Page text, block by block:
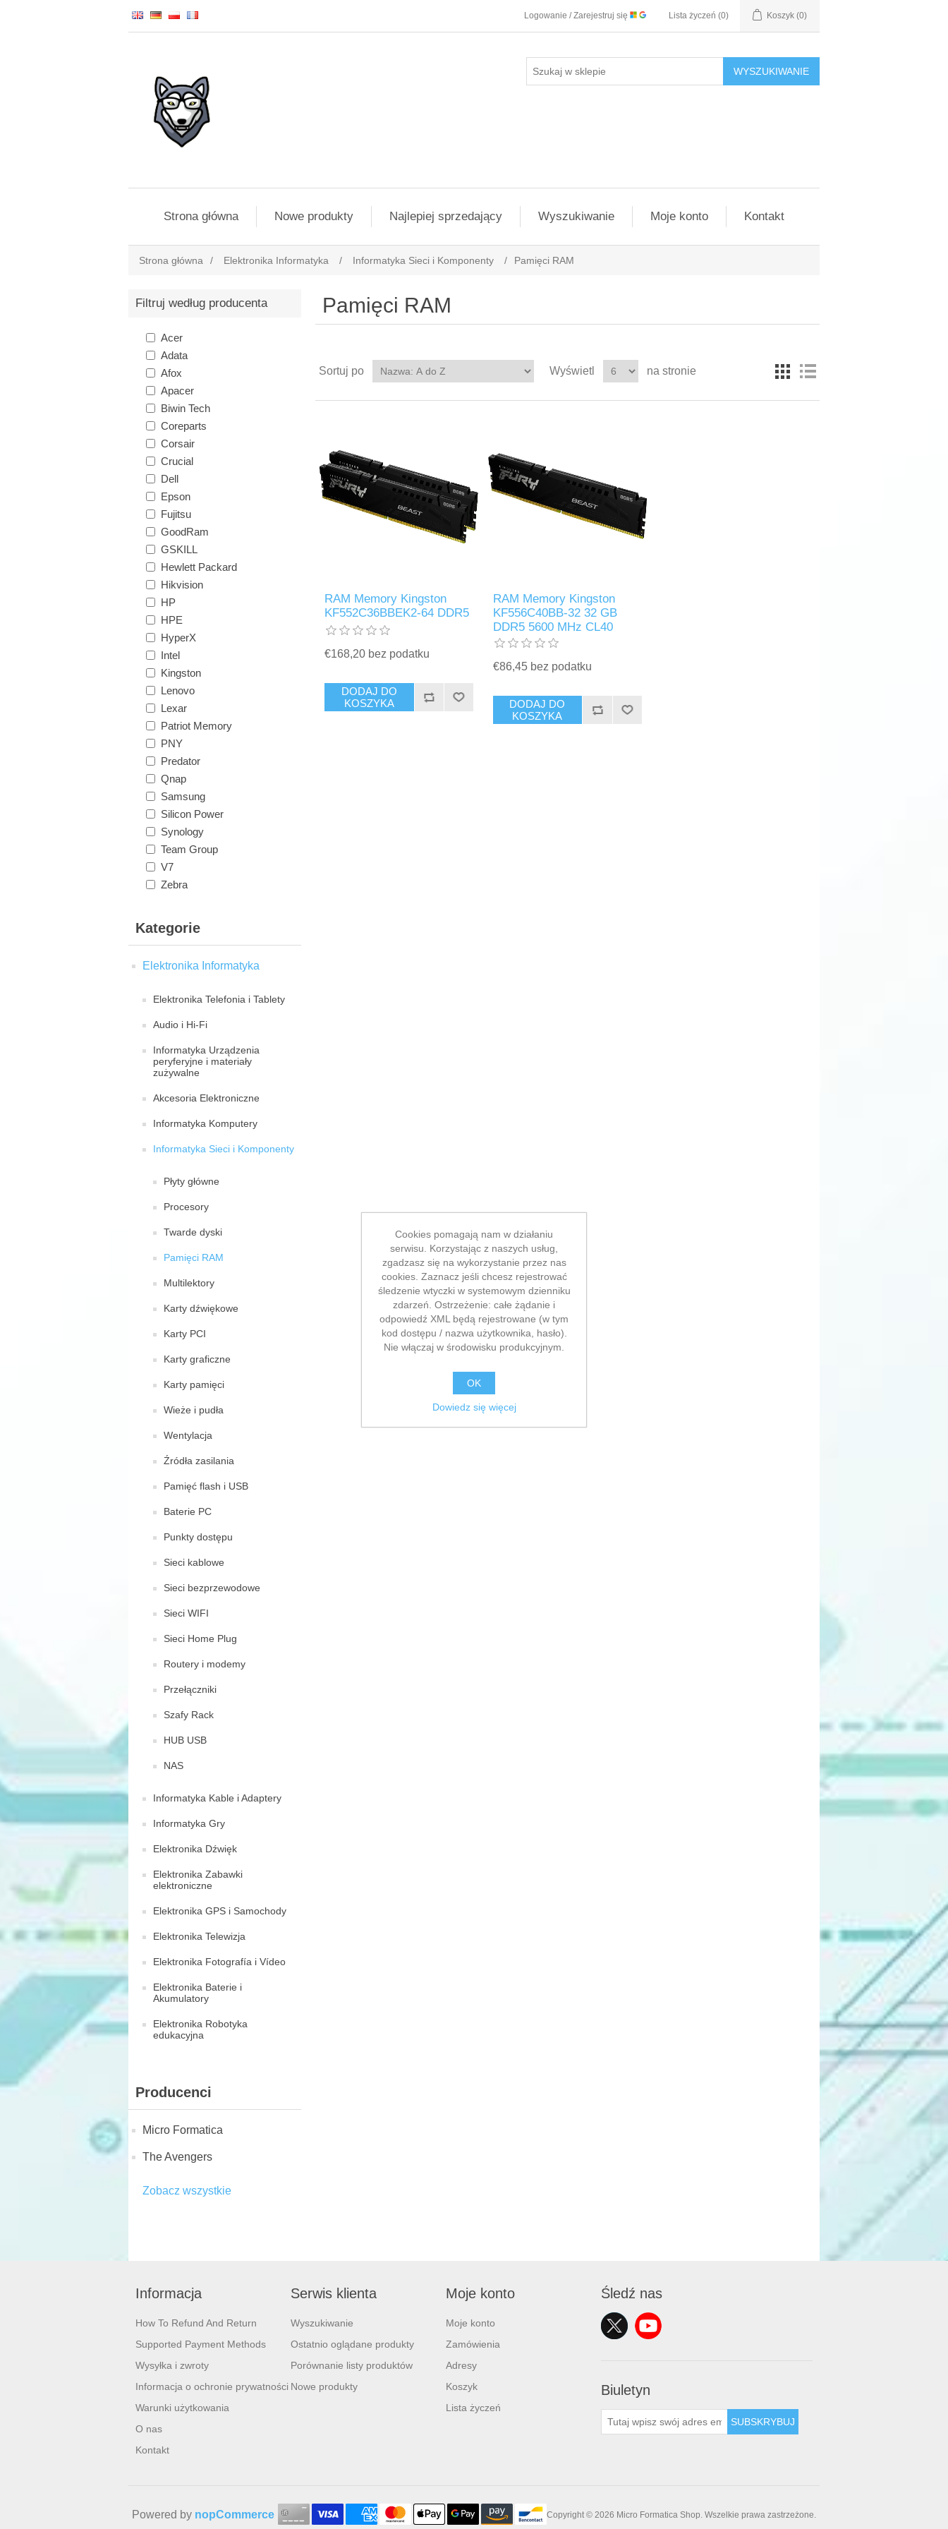
Logowanie / Zarejestruj się Lista życzeń (0) Koszyk (0)
WYSZUKIWANIE
Strona główna Nowe produkty Najlepiej sprzedający Wyszukiwanie Moje konto Kontakt
Strona główna / Elektronika Informatyka / Informatyka Sieci i Komponenty / Pamięci RAM
Filtruj według producenta
Acer
Adata
Afox
Apacer
Biwin Tech
Coreparts
Corsair
Crucial
Dell
Epson
Fujitsu
GoodRam
GSKILL
Hewlett Packard
Hikvision
HP
HPE
HyperX
Intel
Kingston
Lenovo
Lexar
Patriot Memory
PNY
Predator
Qnap
Samsung
Silicon Power
Synology
Team Group
V7
Zebra
Kategorie
Elektronika Informatyka
Elektronika Telefonia i Tablety
Audio i Hi-Fi
Informatyka Urządzenia
peryferyjne i materiały
zużywalne
Akcesoria Elektroniczne
Informatyka Komputery
Informatyka Sieci i Komponenty
Płyty główne
Procesory
Twarde dyski
Pamięci RAM
Multilektory
Karty dźwiękowe
Karty PCI
Karty graficzne
Karty pamięci
Wieże i pudła
Wentylacja
Źródła zasilania
Pamięć flash i USB
Baterie PC
Punkty dostępu
Sieci kablowe
Sieci bezprzewodowe
Sieci WIFI
Sieci Home Plug
Routery i modemy
Przełączniki
Szafy Rack
HUB USB
NAS
Informatyka Kable i Adaptery
Informatyka Gry
Elektronika Dźwięk
Elektronika Zabawki
elektroniczne
Elektronika GPS i Samochody
Elektronika Telewizja
Elektronika Fotografía i Vídeo
Elektronika Baterie i
Akumulatory
Elektronika Robotyka
edukacyjna
Producenci
Micro Formatica
The Avengers
Zobacz wszystkie
Pamięci RAM
Sortuj po Wyświetl na stronie
RAM Memory Kingston
KF552C36BBEK2-64 DDR5
€168,20 bez podatku
DODAJ DO
KOSZYKA
RAM Memory Kingston
KF556C40BB-32 32 GB
DDR5 5600 MHz CL40
€86,45 bez podatku
DODAJ DO
KOSZYKA
Informacja
How To Refund And Return
Supported Payment Methods
Wysyłka i zwroty
Informacja o ochronie prywatności
Warunki użytkowania
O nas
Kontakt
Serwis klienta
Wyszukiwanie
Ostatnio oglądane produkty
Porównanie listy produktów
Nowe produkty
Moje konto
Moje konto
Zamówienia
Adresy
Koszyk
Lista życzeń
Śledź nas
Biuletyn
SUBSKRYBUJ
Copyright © 2026 Micro Formatica Shop. Wszelkie prawa zastrzeżone.
Powered by nopCommerce
Cookies pomagają nam w działaniu
serwisu. Korzystając z naszych usług,
zgadzasz się na wykorzystanie przez nas
cookies. Zaznacz jeśli chcesz rejestrować
śledzenie wtyczki w systemowym dzienniku
zdarzeń. Ostrzeżenie: całe żądanie i
odpowiedź XML będą rejestrowane (w tym
kod dostępu / nazwa użytkownika, hasło).
Nie włączaj w środowisku produkcyjnym.
OK
Dowiedz się więcej